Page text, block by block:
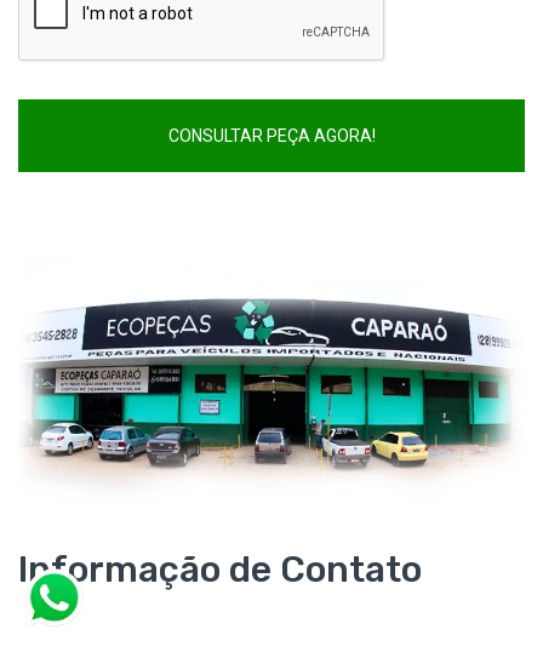
Informação de Contato